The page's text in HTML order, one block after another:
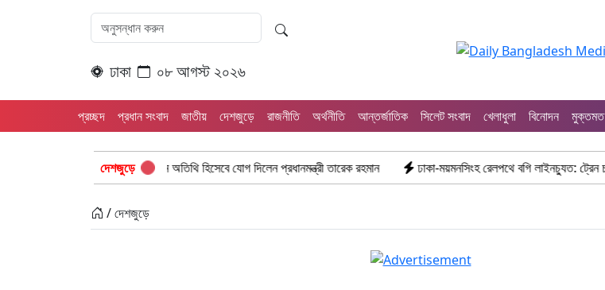
ঢাকা ০৮ আগস্ট ২০২৬
প্রচ্ছদ প্রধান সংবাদ জাতীয় দেশজুড়ে রাজনীতি অর্থনীতি আন্তর্জাতিক সিলেট সংবাদ খেলাধুলা বিনোদন মুক্তমত
দেশজুড়ে
সমাবেশে প্রধান অতিথি হিসেবে যোগ দিলেন প্রধানমন্ত্রী তারেক রহমান ঢাকা-ময়মনসিংহ রেলপথে বগি লাইনচ্যুত: ট্রেন চলাচল স্বাভাবিক
/ দেশজুড়ে